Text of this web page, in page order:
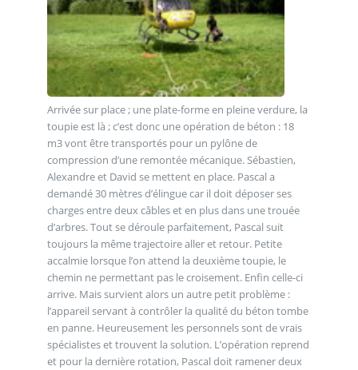
Arrivée sur place ; une plate-forme en pleine verdure, la
toupie est là ; c’est donc une opération de béton : 18
m3 vont être transportés pour un pylône de
compression d’une remontée mécanique. Sébastien,
Alexandre et David se mettent en place. Pascal a
demandé 30 mètres d’élingue car il doit déposer ses
charges entre deux câbles et en plus dans une trouée
d’arbres. Tout se déroule parfaitement, Pascal suit
toujours la même trajectoire aller et retour. Petite
accalmie lorsque l’on attend la deuxième toupie, le
chemin ne permettant pas le croisement. Enfin celle-ci
arrive. Mais survient alors un autre petit problème :
l’appareil servant à contrôler la qualité du béton tombe
en panne. Heureusement les personnels sont de vrais
spécialistes et trouvent la solution. L’opération reprend
et pour la dernière rotation, Pascal doit ramener deux